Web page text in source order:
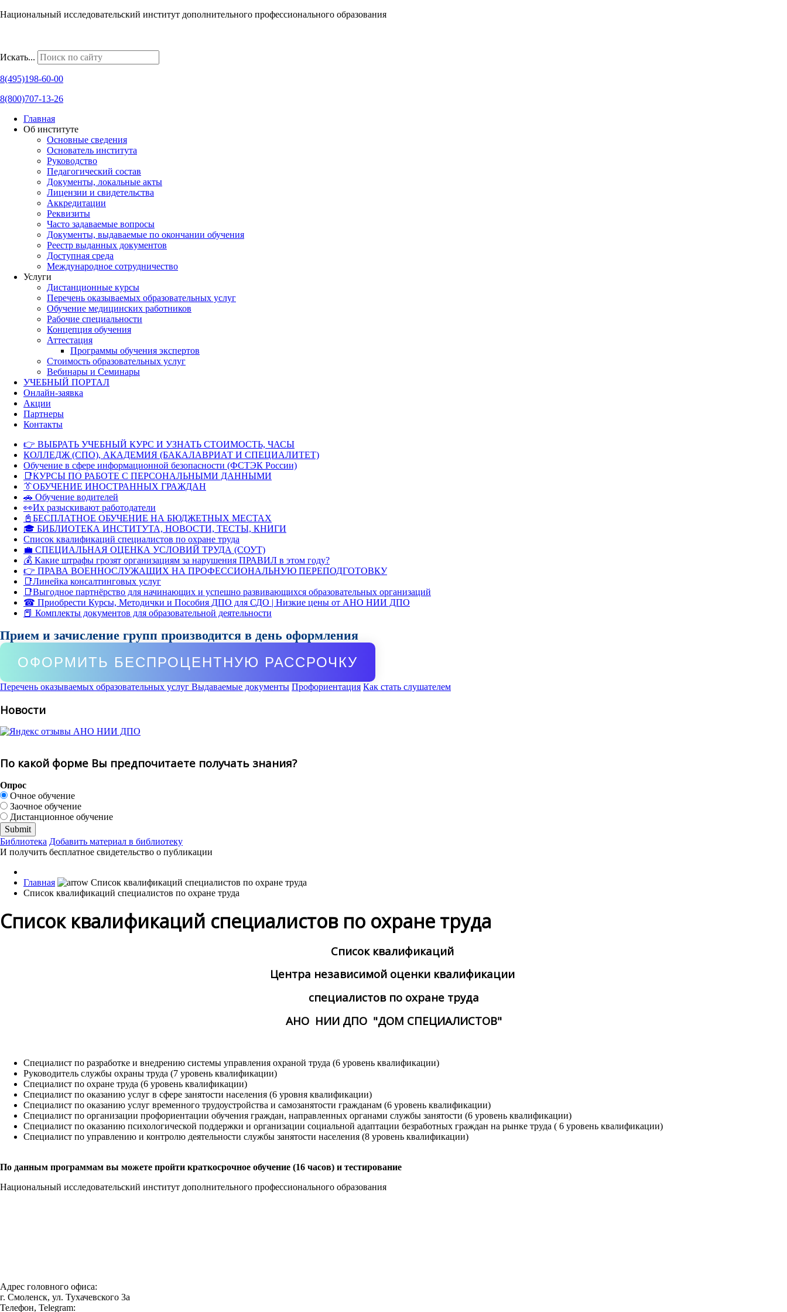
Национальный исследовательский институт дополнительного профессионального образования
Искать...
8(495)198-60-00
8(800)707-13-26
Главная
Об институте
Основные сведения
Основатель института
Руководство
Педагогический состав
Документы, локальные акты
Лицензии и свидетельства
Аккредитации
Реквизиты
Часто задаваемые вопросы
Документы, выдаваемые по окончании обучения
Реестр выданных документов
Доступная среда
Международное сотрудничество
Услуги
Дистанционные курсы
Перечень оказываемых образовательных услуг
Обучение медицинских работников
Рабочие специальности
Концепция обучения
Аттестация
Программы обучения экспертов
Стоимость образовательных услуг
Вебинары и Семинары
УЧЕБНЫЙ ПОРТАЛ
Онлайн-заявка
Акции
Партнеры
Контакты
👉 ВЫБРАТЬ УЧЕБНЫЙ КУРС И УЗНАТЬ СТОИМОСТЬ, ЧАСЫ
КОЛЛЕДЖ (СПО), АКАДЕМИЯ (БАКАЛАВРИАТ И СПЕЦИАЛИТЕТ)
Обучение в сфере информационной безопасности (ФСТЭК России)
📑КУРСЫ ПО РАБОТЕ С ПЕРСОНАЛЬНЫМИ ДАННЫМИ
👔ОБУЧЕНИЕ ИНОСТРАННЫХ ГРАЖДАН
🚗 Обучение водителей
👀Их разыскивают работодатели
📓БЕСПЛАТНОЕ ОБУЧЕНИЕ НА БЮДЖЕТНЫХ МЕСТАХ
🎓 БИБЛИОТЕКА ИНСТИТУТА, НОВОСТИ, ТЕСТЫ, КНИГИ
Список квалификаций специалистов по охране труда
💼 СПЕЦИАЛЬНАЯ ОЦЕНКА УСЛОВИЙ ТРУДА (СОУТ)
💰 Какие штрафы грозят организациям за нарушения ПРАВИЛ в этом году?
👉 ПРАВА ВОЕННОСЛУЖАЩИХ НА ПРОФЕССИОНАЛЬНУЮ ПЕРЕПОДГОТОВКУ
📑Линейка консалтинговых услуг
📑Выгодное партнёрство для начинающих и успешно развивающихся образовательных организаций
☎ Приобрести Курсы, Методички и Пособия ДПО для СДО | Низкие цены от АНО НИИ ДПО
📕 Комплекты документов для образовательной деятельности
Прием и зачисление групп производится в день оформления
ОФОРМИТЬ БЕСПРОЦЕНТНУЮ РАССРОЧКУ
Перечень оказываемых образовательных услуг Выдаваемые документы Профориентация Как стать слушателем
Новости
По какой форме Вы предпочитаете получать знания?
Опрос
Очное обучение
Заочное обучение
Дистанционное обучение
Библиотека Добавить материал в библиотеку
И получить бесплатное свидетельство о публикации
Главная
Список квалификаций специалистов по охране труда
Список квалификаций специалистов по охране труда
Список квалификаций
Центра независимой оценки квалификации
специалистов по охране труда
АНО НИИ ДПО "ДОМ СПЕЦИАЛИСТОВ"
Специалист по разработке и внедрению системы управления охраной труда (6 уровень квалификации)
Руководитель службы охраны труда (7 уровень квалификации)
Специалист по охране труда (6 уровень квалификации)
Специалист по оказанию услуг в сфере занятости населения (6 уровня квалификации)
Специалист по оказанию услуг временного трудоустройства и самозанятости гражданам (6 уровень квалификации)
Специалист по организации профориентации обучения граждан, направленных органами службы занятости (6 уровень квалификации)
Специалист по оказанию психологической поддержки и организации социальной адаптации безработных граждан на рынке труда ( 6 уровень квалификации)
Специалист по управлению и контролю деятельности службы занятости населения (8 уровень квалификации)
По данным программам вы можете пройти краткосрочное обучение (16 часов) и тестирование
Национальный исследовательский институт дополнительного профессионального образования
Адрес головного офиса:
г. Смоленск, ул. Тухачевского 3а
Телефон, Telegram: